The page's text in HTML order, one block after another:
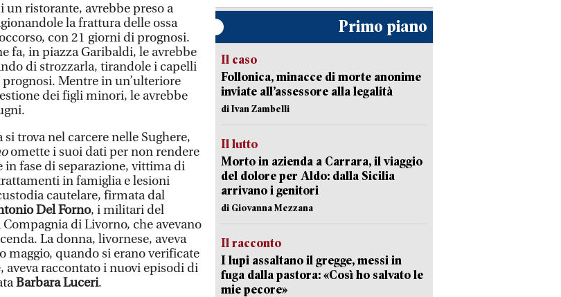
un ristorante, avrebbe preso a
la frattura delle ossa
con 21 giorni di prognosi.
fa, in piazza Garibaldi, le avrebbe
di strozzarla, tirandole i capelli
Mentre in un’ulteriore
dei figli minori, le avrebbe
trova nel carcere nelle Sughere,
omette i suoi dati per non rendere
fase di separazione, vittima di
in famiglia e lesioni
cautelare, firmata dal
Del Forno, i militari del
di Livorno, che avevano
La donna, livornese, aveva
maggio, quando si erano verificate
aveva raccontato i nuovi episodi di
Barbara Luceri.
Primo piano
Il caso
Follonica, minacce di morte anonime
inviate all’assessore alla legalità
di Ivan Zambelli
Il lutto
Morto in azienda a Carrara, il viaggio
del dolore per Aldo: dalla Sicilia
arrivano i genitori
di Giovanna Mezzana
Il racconto
I lupi assaltano il gregge, messi in
fuga dalla pastora: «Così ho salvato le
mie pecore»